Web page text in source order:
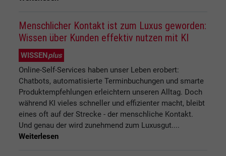
Menschlicher Kontakt ist zum Luxus geworden:
Wissen über Kunden effektiv nutzen mit KI
WISSENplus
Online-Self-Services haben unser Leben erobert:
Chatbots, automatisierte Terminbuchungen und smarte
Produktempfehlungen erleichtern unseren Alltag. Doch
während KI vieles schneller und effizienter macht, bleibt
eines oft auf der Strecke - der menschliche Kontakt.
Und genau der wird zunehmend zum Luxusgut....
Weiterlesen